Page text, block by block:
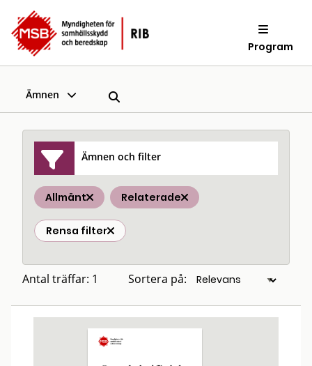
Program
Ämnen
Ämnen och filter
Allmänt Relaterade
Rensa filter
Antal träffar: 1 Sortera på: